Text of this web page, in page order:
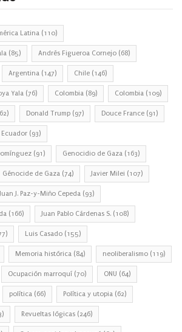
Latina (110)
(85) Andrés Figueroa Cornejo (68)
Argentina (147) Chile (146)
Yala (76) Colombia (89) Colombia (109)
Donald Trump (97) Douce France (91)
Ecuador (93)
(91) Genocidio de Gaza (163)
Génocide de Gaza (74) Javier Milei (107)
Juan J. Paz-y-Miño Cepeda (93)
(166) Juan Pablo Cárdenas S. (108)
Luis Casado (155)
Memoria histórica (84) neoliberalismo (119)
Ocupación marroquí (70) ONU (64)
política (66) Política y utopia (62)
Revueltas lógicas (246)